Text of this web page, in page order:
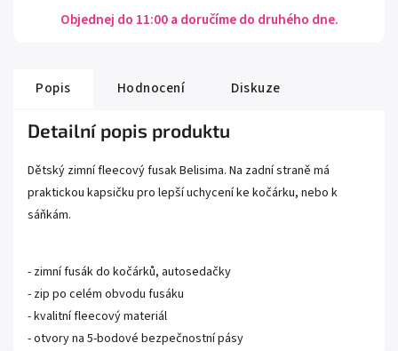
Objednej do 11:00 a doručíme do druhého dne.
Popis Hodnocení Diskuze
Detailní popis produktu
Dětský zimní fleecový fusak Belisima. Na zadní straně má
praktickou kapsičku pro lepší uchycení ke kočárku, nebo k
sáňkám.
- zimní fusák do kočárků, autosedačky
- zip po celém obvodu fusáku
- kvalitní fleecový materiál
- otvory na 5-bodové bezpečnostní pásy